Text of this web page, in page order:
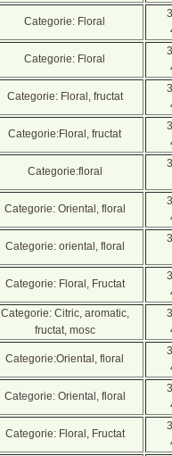
Categorie: Floral
Categorie: Floral
Categorie: Floral, fructat
Categorie:Floral, fructat
Categorie:floral
Categorie: Oriental, floral
Categorie: oriental, floral
Categorie: Floral, Fructat
Categorie: Citric, aromatic,
fructat, mosc
Categorie:Oriental, floral
Categorie: Oriental, floral
Categorie: Floral, Fructat